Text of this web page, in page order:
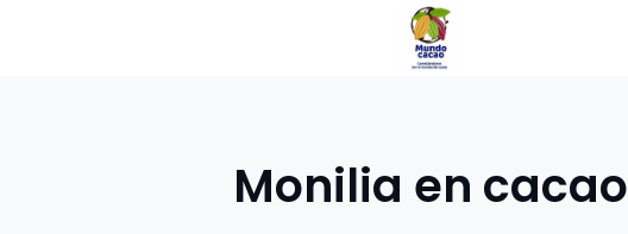
Monilia en cacao